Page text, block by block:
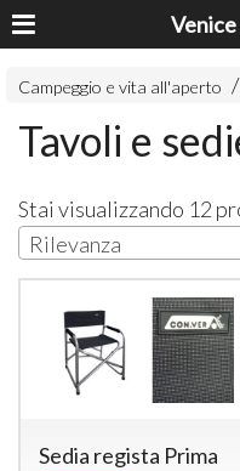
Campeggio e vita all'aperto
Tavoli e
Stai visualizzando 12
Rilevanza
Sedia regista Prima